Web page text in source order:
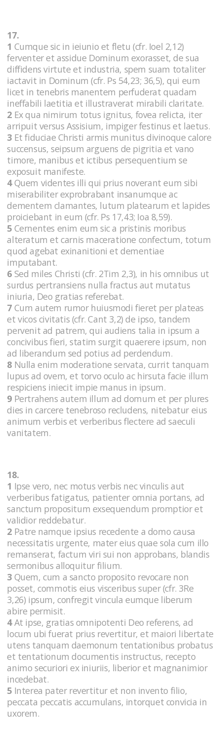
17.
1 Cumque sic in ieiunio et fletu (cfr. Ioel 2,12)
ferventer et assidue Dominum exorasset, de sua
diffidens virtute et industria, spem suam totaliter
iactavit in Dominum (cfr. Ps 54,23; 36,5), qui eum
licet in tenebris manentem perfuderat quadam
ineffabili laetitia et illustraverat mirabili claritate.
2 Ex qua nimirum totus ignitus, fovea relicta, iter
arripuit versus Assisium, impiger festinus et laetus.
3 Et fiduciae Christi armis munitus divinoque calore
succensus, seipsum arguens de pigritia et vano
timore, manibus et ictibus persequentium se
exposuit manifeste.
4Quem videntes illi qui prius noverant eum sibi
miserabiliter exprobrabant insanumque ac
dementem clamantes, lutum platearum et lapides
proiciebant in eum (cfr. Ps 17,43; Ioa 8,59).
5 Cernentes enim eum sic a pristinis moribus
alteratum et carnis maceratione confectum, totum
quod agebat exinanitioni et dementiae
imputabant.
6 Sed miles Christi (cfr. 2Tim 2,3), in his omnibus ut
surdus pertransiens nulla fractus aut mutatus
iniuria, Deo gratias referebat.
7 Cum autem rumor huiusmodi fieret per plateas
et vicos civitatis (cfr. Cant 3,2) de ipso, tandem
pervenit ad patrem, qui audiens talia in ipsum a
concivibus fieri, statim surgit quaerere ipsum, non
ad liberandum sed potius ad perdendum.
8 Nulla enim moderatione servata, currit tanquam
lupus ad ovem, et torvo oculo ac hirsuta facie illum
respiciens iniecit impie manus in ipsum.
9 Pertrahens autem illum ad domum et per plures
dies in carcere tenebroso recludens, nitebatur eius
animum verbis et verberibus flectere ad saeculi
vanitatem.
18.
1 Ipse vero, nec motus verbis nec vinculis aut
verberibus fatigatus, patienter omnia portans, ad
sanctum propositum exsequendum promptior et
validior reddebatur.
2 Patre namque ipsius recedente a domo causa
necessitatis urgente, mater eius quae sola cum illo
remanserat, factum viri sui non approbans, blandis
sermonibus alloquitur filium.
3 Quem, cum a sancto proposito revocare non
posset, commotis eius visceribus super (cfr. 3Re
3,26) ipsum, confregit vincula eumque liberum
abire permisit.
4At ipse, gratias omnipotenti Deo referens, ad
locum ubi fuerat prius revertitur, et maiori libertate
utens tanquam daemonum tentationibus probatus
et tentationum documentis instructus, recepto
animo securiori ex iniuriis, liberior et magnanimior
incedebat.
5 Interea pater revertitur et non invento filio,
peccata peccatis accumulans, intorquet convicia in
uxorem.